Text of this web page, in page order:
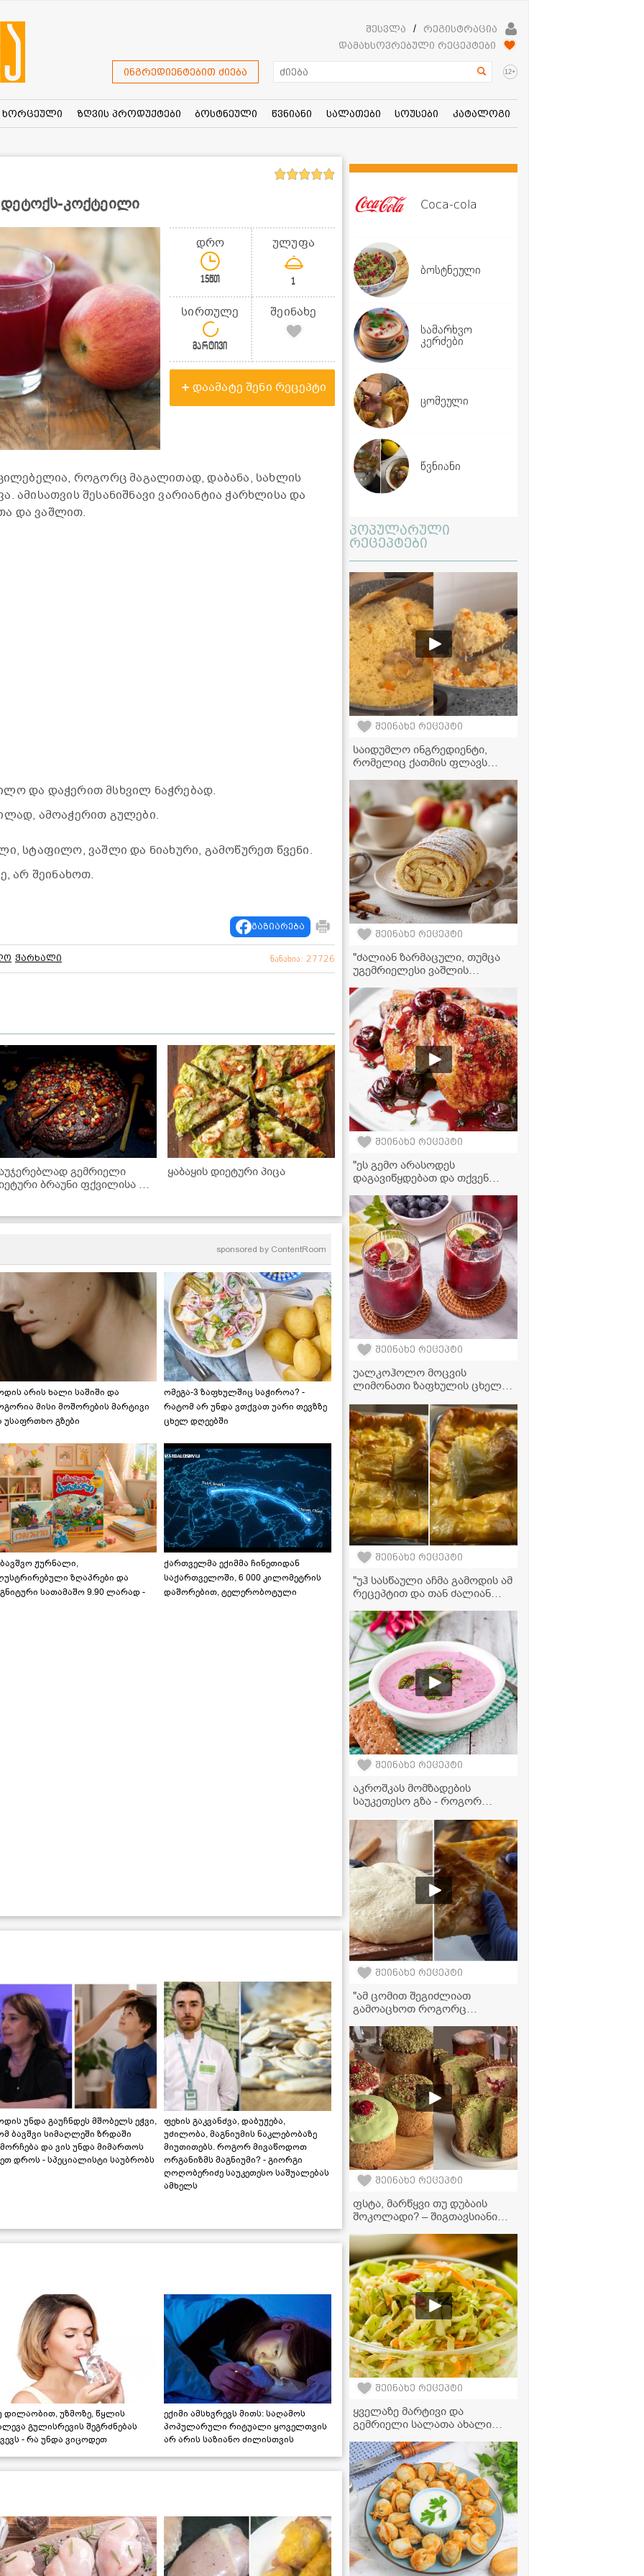
შესვლა /
რეგისტრაცია
დამახსოვრებული რეცეპტები
ინგრედიენტებით ძიება 12+
ხორცეული ზღვის პროდუქტები ბოსტნეული წვნიანი სალათები სოუსები კატალოგი
კოქტეილი
დრო
15წთ
ულუფა
1
სირთულე
მარტივი
შეინახე
დაამატე შენი რეცეპტი
როგორც მაგალითად, დაბანა, სახლის
ამისათვის შესანიშნავი ვარიანტია ჭარხლისა და
და ვაშლით.
და დაჭერით მსხვილ ნაჭრებად.
ამოაჭერით გულები.
სტაფილო, ვაშლი და ნიახური, გამოწურეთ წვენი.
არ შეინახოთ.
გაზიარება
ჭარხალი ნანახია: 27726
გემრიელი
ბრაუნი ფქვილისა და
ყაბაყის დიეტური პიცა
sponsored by ContentRoom
არის ხალი საშიში და
მისი მოშორების მარტივი
უსაფრთხო გზები
ომეგა-3 ზაფხულშიც საჭიროა? -
რატომ არ უნდა ვთქვათ უარი თევზზე
ცხელ დღეებში
ჟურნალი,
ზღაპრები და
სათამაშო 9.90 ლარად -
ქართველმა ექიმმა ჩინეთიდან
საქართველოში, 6 000 კილომეტრის
დაშორებით, ტელერობოტული
უნდა გაუჩნდეს მშობელს ეჭვი,
ბავშვი სიმაღლეში ზრდაში
და ვის უნდა მიმართოს
დროს - სპეციალისტი საუბრობს
ფეხის გაკვანძვა, დაბუჟება,
უძილობა, მაგნიუმის ნაკლებობაზე
მიუთითებს. როგორ მივაწოდოთ
ორგანიზმს მაგნიუმი? - გიორგი
ღოღობერიძე საუკეთესო საშუალებას
ამხელს
დილაობით, უზმოზე, წყლის
გულისრევის შეგრძნებას
- რა უნდა ვიცოდეთ
ექიმი ამსხვრევს მითს: საღამოს
პოპულარული რიტუალი ყოველთვის
არ არის საზიანო ძილისთვის
Coca-cola
ბოსტნეული
სამარხვო
კერძები
ცომეული
წვნიანი
პოპულარული
რეცეპტები
შეინახე რეცეპტი
საიდუმლო ინგრედიენტი,
რომელიც ქათმის ფლავს
აძლევს!
შეინახე რეცეპტი
"ძალიან ზარმაცული, თუმცა
უგემრიელესი ვაშლის
გამოდის, პირში დნება" -
ვაშლის რულეტი
შეინახე რეცეპტი
"ეს გემო არასოდეს
დაგავიწყდებათ და თქვენ
ძალიან მოუხდება" - შემწვარი
ქათამი ალუბლის სოუსში
შეინახე რეცეპტი
უალკოჰოლო მოცვის
ლიმონათი ზაფხულის ცხელი
წუთში!
შეინახე რეცეპტი
"უჰ სასწაული აჩმა გამოდის ამ
რეცეპტით და თან ძალიან
ლაზანიას ფირფიტებით
შეინახე რეცეპტი
აკროშკას მომზადების
საუკეთესო გზა - როგორ
უფრო გემრიელი?
შეინახე რეცეპტი
"ამ ცომით შეგიძლიათ
გამოაცხოთ როგორც
ნაპოლეონის ფირფიტებიც" -
უნივერსალური ფენოვანი
ცომის ვიდეორეცეპტი
შეინახე რეცეპტი
ფსტა, მარწყვი თუ დუბაის
შოკოლადი? – შიგთავსიანი
სოციალური ქსელები
დაიპყრო!
შეინახე რეცეპტი
ყველაზე მარტივი და
გემრიელი სალათა ახალი
წუთში მზადდება!